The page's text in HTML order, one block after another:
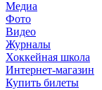
Медиа
Фото
Видео
Журналы
Хоккейная школа
Интернет-магазин
Купить билеты